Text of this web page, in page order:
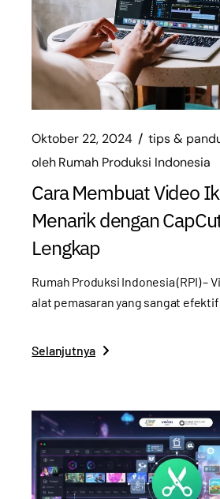
Oktober 22, 2024
tips &
olehRumah Produksi Indonesia
Cara Membuat Video
Menarik dengan
Lengkap
Rumah Produksi Indonesia (RPI) –
alat pemasaran yang sangat
Selanjutnya